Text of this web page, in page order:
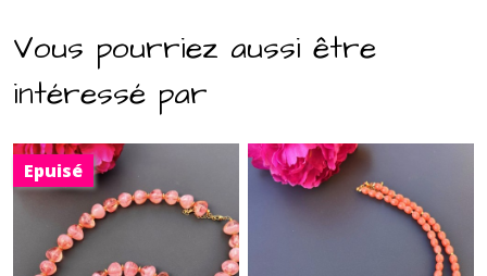
Vous pourriez aussi être
intéressé par
Epuisé